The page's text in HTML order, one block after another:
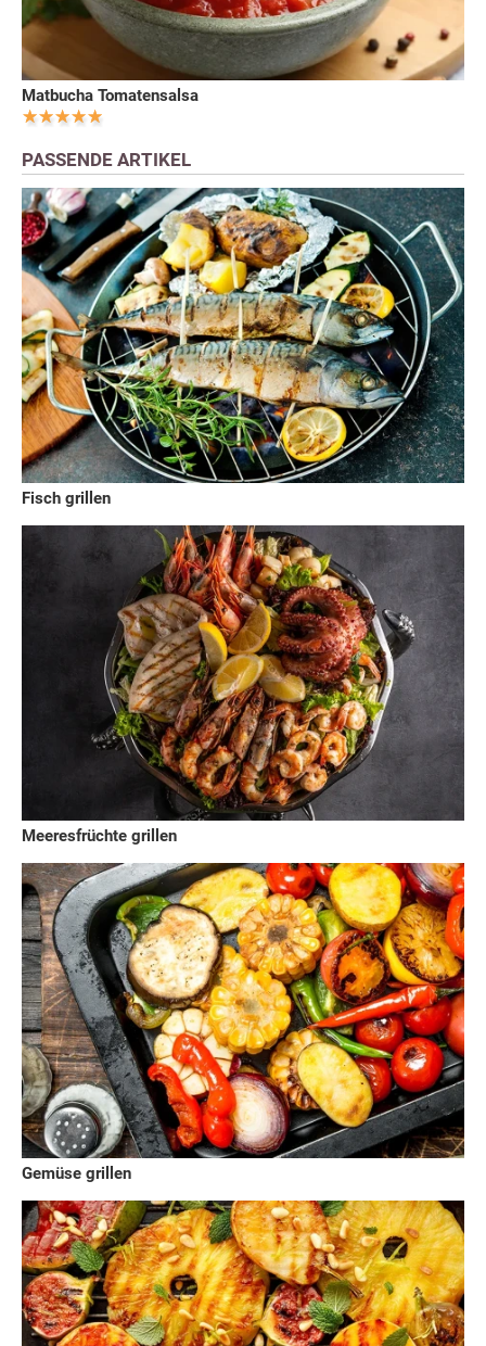
Matbucha Tomatensalsa
PASSENDE ARTIKEL
Fisch grillen
Meeresfrüchte grillen
Gemüse grillen